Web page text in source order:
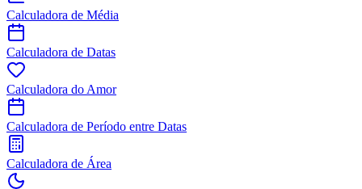
Calculadora de Média
Calculadora de Datas
Calculadora do Amor
Calculadora de Período entre Datas
Calculadora de Área